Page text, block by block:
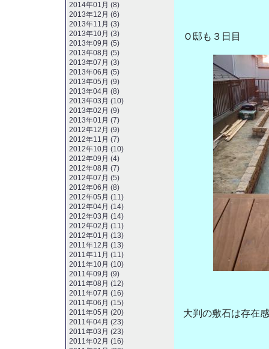
Ｏ邸も３日目
大判の敷石は存在
2014年01月 (8)
2013年12月 (6)
2013年11月 (3)
2013年10月 (3)
2013年09月 (5)
2013年08月 (5)
2013年07月 (3)
2013年06月 (5)
2013年05月 (9)
2013年04月 (8)
2013年03月 (10)
2013年02月 (9)
2013年01月 (7)
2012年12月 (9)
2012年11月 (7)
2012年10月 (10)
2012年09月 (4)
2012年08月 (7)
2012年07月 (5)
2012年06月 (8)
2012年05月 (11)
2012年04月 (14)
2012年03月 (14)
2012年02月 (11)
2012年01月 (13)
2011年12月 (13)
2011年11月 (11)
2011年10月 (10)
2011年09月 (9)
2011年08月 (12)
2011年07月 (16)
2011年06月 (15)
2011年05月 (20)
2011年04月 (23)
2011年03月 (23)
2011年02月 (16)